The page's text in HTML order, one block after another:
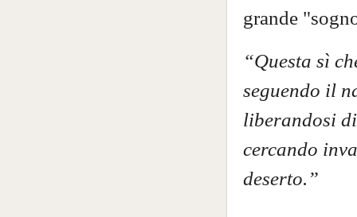
grande
“Questa sì
seguendo il
liberandosi
cercando
deserto.”